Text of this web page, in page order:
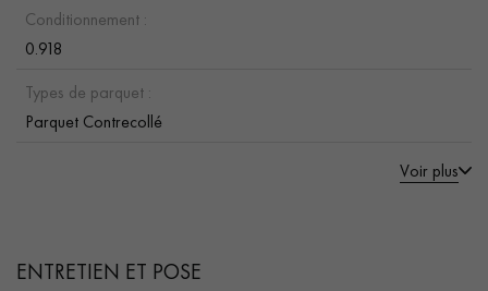
Conditionnement :
0.918
Types de parquet :
Parquet Contrecollé
Voir plus
ENTRETIEN ET POSE